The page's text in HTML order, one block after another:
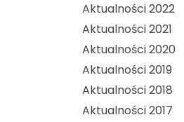
Aktualności 2022
Aktualności 2021
Aktualności 2020
Aktualności 2019
Aktualności 2018
Aktualności 2017